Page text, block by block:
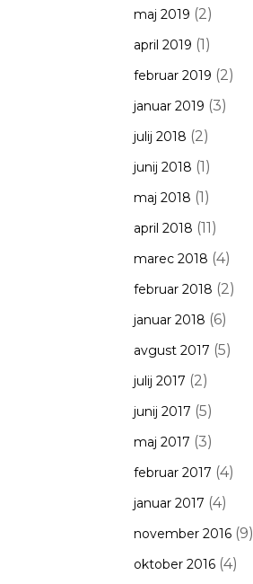
maj 2019 (2)
april 2019 (1)
februar 2019 (2)
januar 2019 (3)
julij 2018 (2)
junij 2018 (1)
maj 2018 (1)
april 2018 (11)
marec 2018 (4)
februar 2018 (2)
januar 2018 (6)
avgust 2017 (5)
julij 2017 (2)
junij 2017 (5)
maj 2017 (3)
februar 2017 (4)
januar 2017 (4)
november 2016(9)
oktober 2016(4)